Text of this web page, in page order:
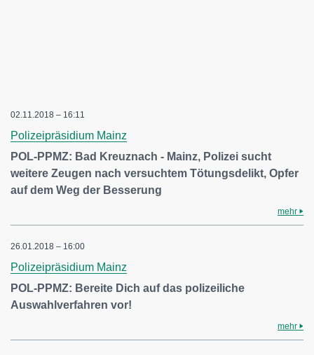
02.11.2018 – 16:11
Polizeipräsidium Mainz
POL-PPMZ: Bad Kreuznach - Mainz, Polizei sucht
weitere Zeugen nach versuchtem Tötungsdelikt, Opfer
auf dem Weg der Besserung
mehr
26.01.2018 – 16:00
Polizeipräsidium Mainz
POL-PPMZ: Bereite Dich auf das polizeiliche
Auswahlverfahren vor!
mehr